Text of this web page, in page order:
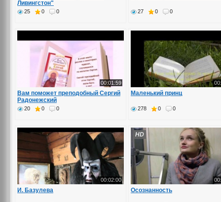
Ливингстон"
25 0 0 27 0 0
00:01:59
Вам поможет преподобный Сергий
Радонежский
20 0 0
Маленький принц
278 0 0
00:02:00
И. Базулева
HD
Осознанность